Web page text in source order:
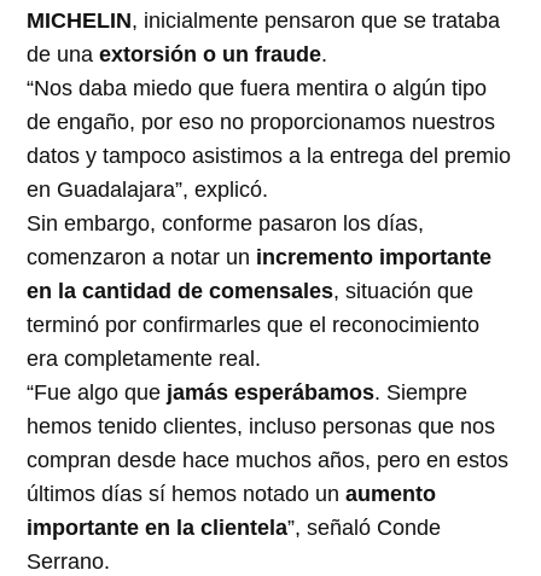
MICHELIN, inicialmente pensaron que se trataba
de unaextorsión o un fraude.
“Nos daba miedo que fuera mentira o algún tipo
de engaño, por eso no proporcionamos nuestros
datos y tampoco asistimos a la entrega del premio
en Guadalajara”, explicó.
Sin embargo, conforme pasaron los días,
comenzaron a notar un incremento importante
en la cantidad de comensales, situación que
terminó por confirmarles que el reconocimiento
era completamente real.
“Fue algo que jamás esperábamos. Siempre
hemos tenido clientes, incluso personas que nos
compran desde hace muchos años, pero en estos
últimos días sí hemos notado unaumento
importante en la clientela”, señaló Conde
Serrano.